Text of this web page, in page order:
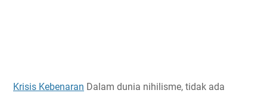
Krisis Kebenaran Dalam dunia nihilisme, tidak ada